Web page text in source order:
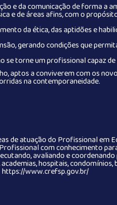
e da comunicação de forma a
e de áreas afins, com o
da ética, das aptidões e
gerando condições que
torne um profissional capaz
a conviverem com os
na contemporaneidade.
de atuação do Profissional em
com conhecimento
avaliando e
hospitais,
https://www.crefsp.gov.br/